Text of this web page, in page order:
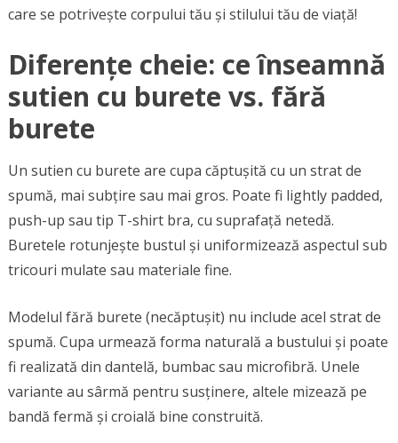
care se potrivește corpului tău și stilului tău de viață!
Diferențe cheie: ce înseamnă
sutien cu burete vs. fără
burete
Un sutien cu burete are cupa căptușită cu un strat de
spumă, mai subțire sau mai gros. Poate fi lightly padded,
push-up sau tip T-shirt bra, cu suprafață netedă.
Buretele rotunjește bustul și uniformizează aspectul sub
tricouri mulate sau materiale fine.
Modelul fără burete (necăptușit) nu include acel strat de
spumă. Cupa urmează forma naturală a bustului și poate
fi realizată din dantelă, bumbac sau microfibră. Unele
variante au sârmă pentru susținere, altele mizează pe
bandă fermă și croială bine construită.